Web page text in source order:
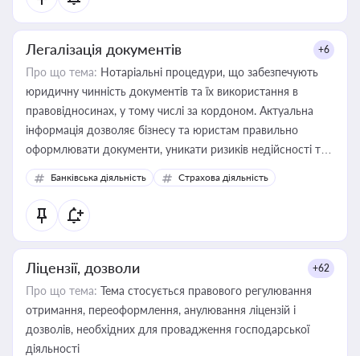
Легалізація документів +6
Про що тема: Нотаріальні процедури, що забезпечують
юридичну чинність документів та їх використання в
правовідносинах, у тому числі за кордоном. Актуальна
інформація дозволяє бізнесу та юристам правильно
оформлювати документи, уникати ризиків недійсності та
забезпечувати їх належне прийняття органами влади та
контрагентами
Банківська діяльність Страхова діяльність
Ліцензії, дозволи +62
Про що тема: Тема стосується правового регулювання
отримання, переоформлення, анулювання ліцензій і
дозволів, необхідних для провадження господарської
діяльності